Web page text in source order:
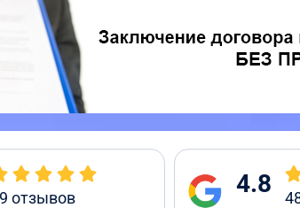
отзывов 4.8